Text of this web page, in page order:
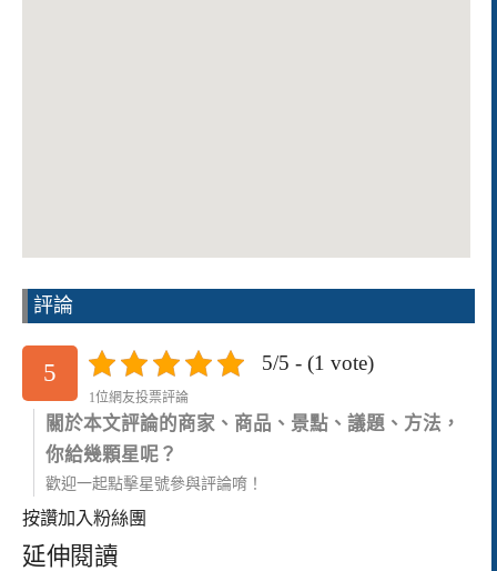
評論
5 5/5 - (1 vote)
1位網友投票評論
關於本文評論的商家、商品、景點、議題、方法，
你給幾顆星呢？
歡迎一起點擊星號參與評論唷！
按讚加入粉絲團
延伸閱讀